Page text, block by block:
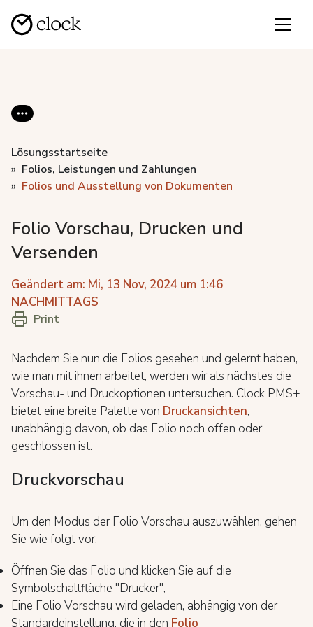
Lösungsstartseite
Folios, Leistungen und Zahlungen
Folios und Ausstellung von Dokumenten
Folio Vorschau, Drucken und
Versenden
Geändert am: Mi, 13 Nov, 2024 um 1:46
NACHMITTAGS
Print
Nachdem Sie nun die Folios gesehen und gelernt haben,
wie man mit ihnen arbeitet, werden wir als nächstes die
Vorschau- und Druckoptionen untersuchen. Clock PMS+
bietet eine breite Palette von Druckansichten,
unabhängig davon, ob das Folio noch offen oder
geschlossen ist.
Druckvorschau
Um den Modus der Folio Vorschau auszuwählen, gehen
Sie wie folgt vor:
Öffnen Sie das Folio und klicken Sie auf die
Symbolschaltfläche "Drucker";
Eine Folio Vorschau wird geladen, abhängig von der
Standardeinstellung, die in den Folio